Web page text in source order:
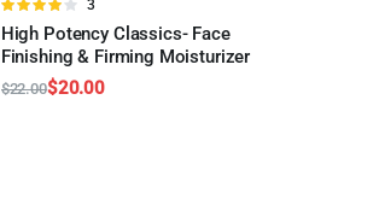
Valorado
en 4.00
de 5
3
High Potency Classics- Face
Finishing & Firming Moisturizer
AÑADIR AL CARRITO
$22.00$20.00